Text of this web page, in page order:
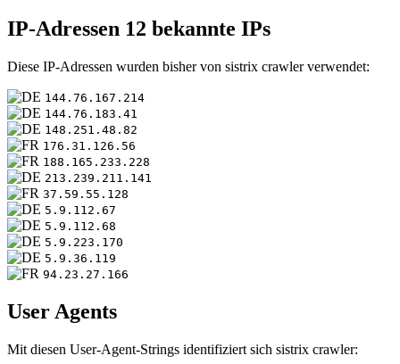
IP-Adressen 12 bekannte IPs
Diese IP-Adressen wurden bisher von sistrix crawler verwendet:
144.76.167.214
144.76.183.41
148.251.48.82
176.31.126.56
188.165.233.228
213.239.211.141
37.59.55.128
5.9.112.67
5.9.112.68
5.9.223.170
5.9.36.119
94.23.27.166
User Agents
Mit diesen User-Agent-Strings identifiziert sich sistrix crawler: